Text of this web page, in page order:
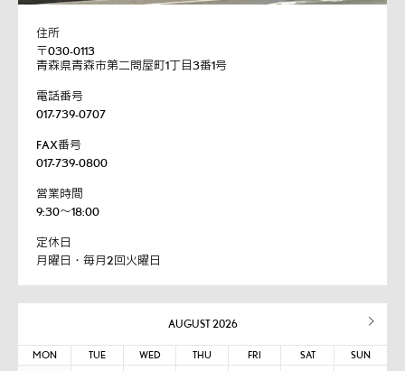
住所
〒030-0113
青森県青森市第二問屋町1丁目3番1号
電話番号
017-739-0707
FAX番号
017-739-0800
営業時間
9:30～18:00
定休日
月曜日・毎月2回火曜日
AUGUST 2026
MON TUE WED THU FRI SAT SUN